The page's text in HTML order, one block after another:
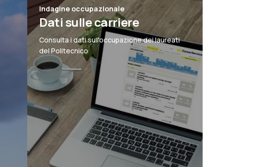
Indagine occupazionale
Dati sulle carriere
Consulta i dati sull'occupazione dei laureati
del Politecnico